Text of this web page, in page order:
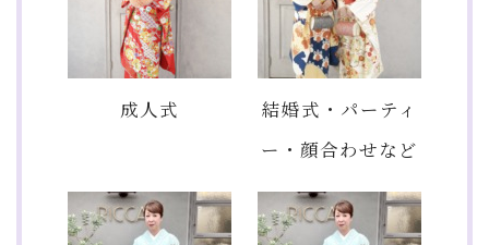
成人式
結婚式・パーティ
ー・顔合わせなど